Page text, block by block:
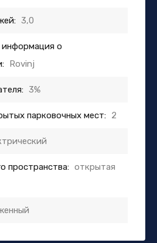
3,0
информация о
Rovinj
3%
парковочных мест: 2
пространства: открытая